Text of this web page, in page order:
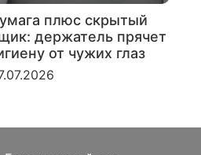
плюс скрытый
держатель прячет
от чужих глаз